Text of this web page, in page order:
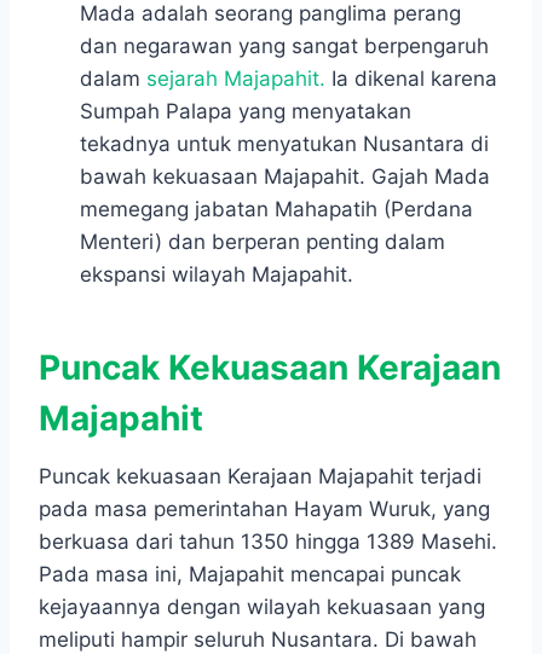
Mada adalah seorang panglima perang
dan negarawan yang sangat berpengaruh
dalam sejarah Majapahit. Ia dikenal karena
Sumpah Palapa yang menyatakan
tekadnya untuk menyatukan Nusantara di
bawah kekuasaan Majapahit. Gajah Mada
memegang jabatan Mahapatih (Perdana
Menteri) dan berperan penting dalam
ekspansi wilayah Majapahit.
Puncak Kekuasaan Kerajaan
Majapahit
Puncak kekuasaan Kerajaan Majapahit terjadi
pada masa pemerintahan Hayam Wuruk, yang
berkuasa dari tahun 1350 hingga 1389 Masehi.
Pada masa ini, Majapahit mencapai puncak
kejayaannya dengan wilayah kekuasaan yang
meliputi hampir seluruh Nusantara. Di bawah